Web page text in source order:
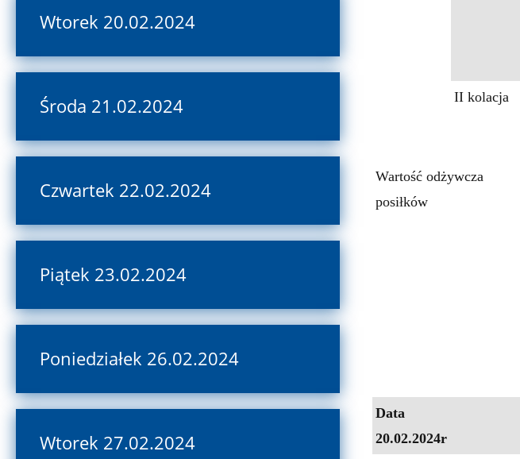
II kolacja
Wartość odżywcza
posiłków
Data
20.02.2024r
Wtorek 20.02.2024
Środa 21.02.2024
Czwartek 22.02.2024
Piątek 23.02.2024
Poniedziałek 26.02.2024
Wtorek 27.02.2024